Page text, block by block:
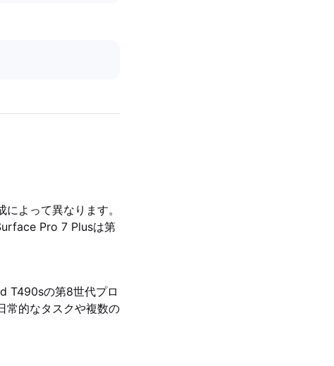
よって異なります。
Pro 7 Plusは第
T490sの第8世代プロ
常的なタスクや複数の